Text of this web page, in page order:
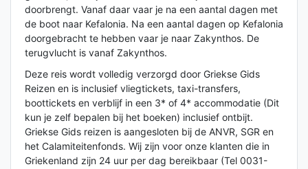
doorbrengt. Vanaf daar vaar je na een aantal dagen met
de boot naar Kefalonia. Na een aantal dagen op Kefalonia
doorgebracht te hebben vaar je naar Zakynthos. De
terugvlucht is vanaf Zakynthos.
Deze reis wordt volledig verzorgd door Griekse Gids
Reizen en is inclusief vliegtickets, taxi-transfers,
boottickets en verblijf in een 3* of 4* accommodatie (Dit
kun je zelf bepalen bij het boeken) inclusief ontbijt.
Griekse Gids reizen is aangesloten bij de ANVR, SGR en
het Calamiteitenfonds. Wij zijn voor onze klanten die in
Griekenland zijn 24 uur per dag bereikbaar (Tel 0031-